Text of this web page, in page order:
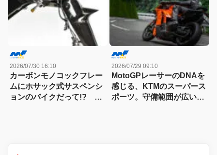
2026/07/30 16:10
カーボンモノコックフレー
ムにホサック式サスペンシ
ョンのバイクだって!? ヴ
2026/07/29 09:10
MotoGPレーサーのDNAを
感じる、KTMのスーパース
ポーツ。守備範囲が広い史